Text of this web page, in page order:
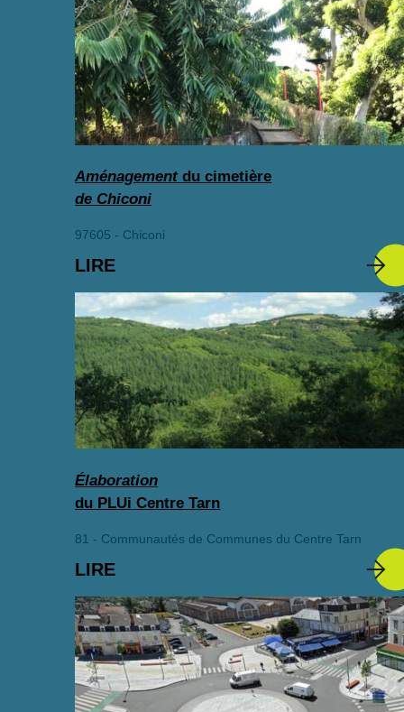
Aménagement du cimetière
de Chiconi
97605 - Chiconi
LIRE
Élaboration
du PLUi Centre Tarn
81 - Communautés de Communes du Centre Tarn
LIRE